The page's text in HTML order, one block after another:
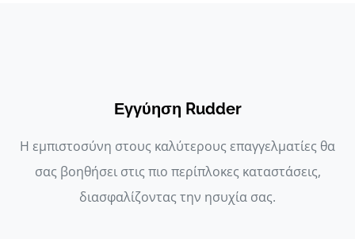
Εγγύηση Rudder
Η εμπιστοσύνη στους καλύτερους επαγγελματίες θα
σας βοηθήσει στις πιο περίπλοκες καταστάσεις,
διασφαλίζοντας την ησυχία σας.